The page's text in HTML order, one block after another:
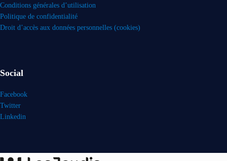
Conditions générales d’utilisation
Politique de confidentialité
Droit d’accès aux données personnelles (cookies)
Social
Facebook
Twitter
Linkedin